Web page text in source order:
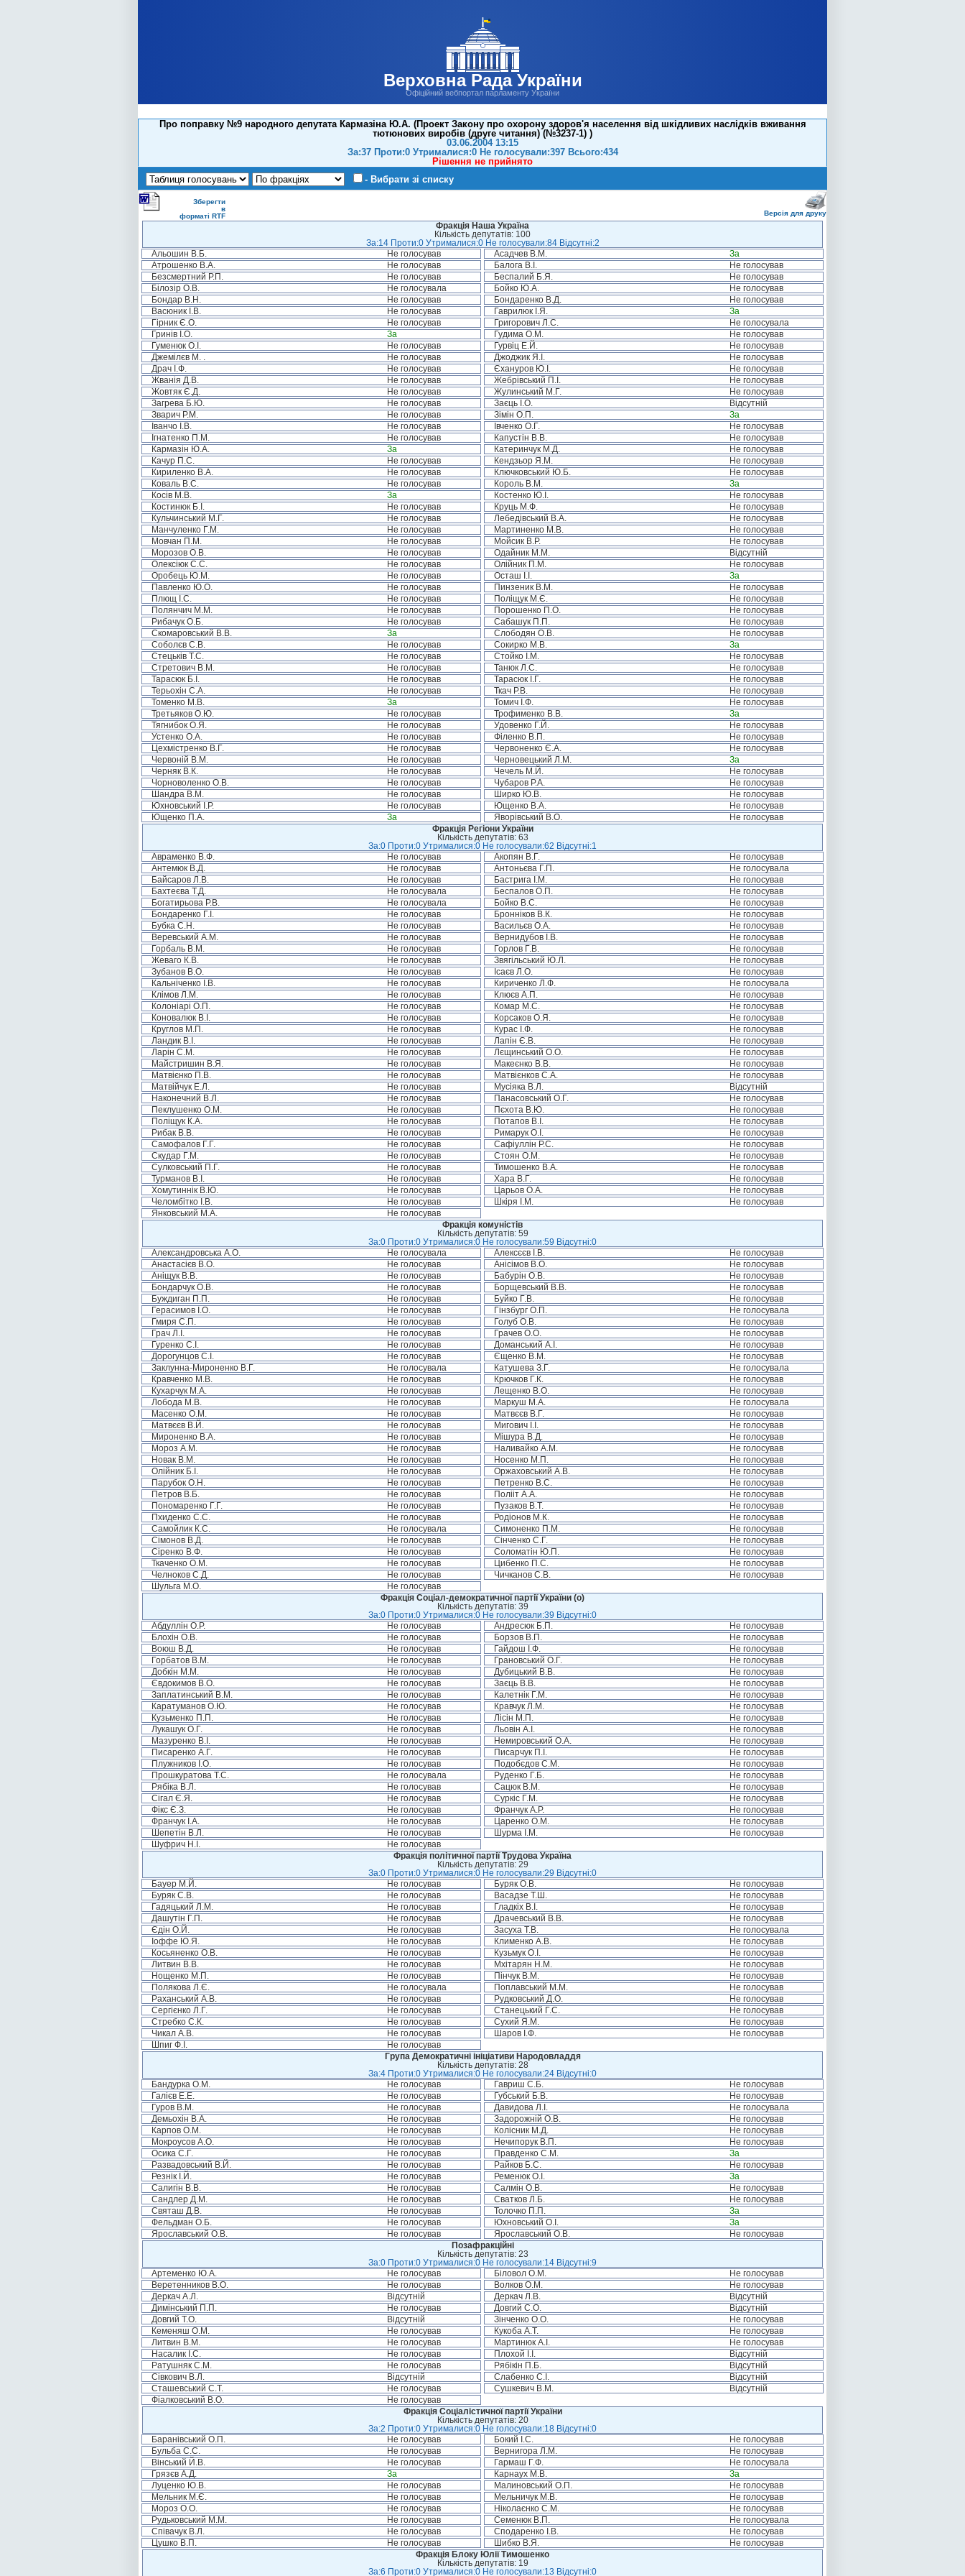
Верховна Рада України
Офіційний вебпортал парламенту України
Про поправку №9 народного депутата Кармазіна Ю.А. (Проект Закону про охорону здоров'я населення від шкідливих наслідків вживання
тютюнових виробів (друге читання) (№3237-1) )
03.06.2004 13:15
За:37 Проти:0 Утрималися:0 Не голосували:397 Всього:434
Рішення не прийнято
- Вибрати зі списку
Зберегти
в
форматі RTF
Версія для друку
Фракція Наша Україна
Кількість депутатів: 100
За:14 Проти:0 Утрималися:0 Не голосували:84 Відсутні:2
Альошин В.Б.
Не голосував Асадчев В.М.
За
Атрошенко В.А.
Не голосував Балога В.І.
Не голосував
Безсмертний Р.П.
Не голосував Беспалий Б.Я.
Не голосував
Білозір О.В.
Не голосувала Бойко Ю.А.
Не голосував
Бондар В.Н.
Не голосував Бондаренко В.Д.
Не голосував
Васюник І.В.
Не голосував Гаврилюк І.Я.
За
Гірник Є.О.
Не голосував Григорович Л.С.
Не голосувала
Гринів І.О.
За Гудима О.М.
Не голосував
Гуменюк О.І.
Не голосував Гурвіц Е.Й.
Не голосував
Джемілєв М. .
Не голосував Джоджик Я.І.
Не голосував
Драч І.Ф.
Не голосував Єхануров Ю.І.
Не голосував
Жванія Д.В.
Не голосував Жебрівський П.І.
Не голосував
Жовтяк Є.Д.
Не голосував Жулинський М.Г.
Не голосував
Загрева Б.Ю.
Не голосував Заєць І.О.
Відсутній
Зварич Р.М.
Не голосував Зімін О.П.
За
Іванчо І.В.
Не голосував Івченко О.Г.
Не голосував
Ігнатенко П.М.
Не голосував Капустін В.В.
Не голосував
Кармазін Ю.А.
За Катеринчук М.Д.
Не голосував
Качур П.С.
Не голосував Кендзьор Я.М.
Не голосував
Кириленко В.А.
Не голосував Ключковський Ю.Б.
Не голосував
Коваль В.С.
Не голосував Король В.М.
За
Косів М.В.
За Костенко Ю.І.
Не голосував
Костинюк Б.І.
Не голосував Круць М.Ф.
Не голосував
Кульчинський М.Г.
Не голосував Лебедівський В.А.
Не голосував
Манчуленко Г.М.
Не голосував Мартиненко М.В.
Не голосував
Мовчан П.М.
Не голосував Мойсик В.Р.
Не голосував
Морозов О.В.
Не голосував Одайник М.М.
Відсутній
Олексіюк С.С.
Не голосував Олійник П.М.
Не голосував
Оробець Ю.М.
Не голосував Осташ І.І.
За
Павленко Ю.О.
Не голосував Пинзеник В.М.
Не голосував
Плющ І.С.
Не голосував Поліщук М.Є.
Не голосував
Полянчич М.М.
Не голосував Порошенко П.О.
Не голосував
Рибачук О.Б.
Не голосував Сабашук П.П.
Не голосував
Скомаровський В.В.
За Слободян О.В.
Не голосував
Соболєв С.В.
Не голосував Сокирко М.В.
За
Стецьків Т.С.
Не голосував Стойко І.М.
Не голосував
Стретович В.М.
Не голосував Танюк Л.С.
Не голосував
Тарасюк Б.І.
Не голосував Тарасюк І.Г.
Не голосував
Терьохін С.А.
Не голосував Ткач Р.В.
Не голосував
Томенко М.В.
За Томич І.Ф.
Не голосував
Третьяков О.Ю.
Не голосував Трофименко В.В.
За
Тягнибок О.Я.
Не голосував Удовенко Г.Й.
Не голосував
Устенко О.А.
Не голосував Філенко В.П.
Не голосував
Цехмістренко В.Г.
Не голосував Червоненко Є.А.
Не голосував
Червоній В.М.
Не голосував Черновецький Л.М.
За
Черняк В.К.
Не голосував Чечель М.Й.
Не голосував
Чорноволенко О.В.
Не голосував Чубаров Р.А.
Не голосував
Шандра В.М.
Не голосував Ширко Ю.В.
Не голосував
Юхновський І.Р.
Не голосував Ющенко В.А.
Не голосував
Ющенко П.А.
За Яворівський В.О.
Не голосував
Фракція Регіони України
Кількість депутатів: 63
За:0 Проти:0 Утрималися:0 Не голосували:62 Відсутні:1
Авраменко В.Ф.
Не голосував Акопян В.Г.
Не голосував
Антемюк В.Д.
Не голосував Антоньєва Г.П.
Не голосувала
Байсаров Л.В.
Не голосував Бастрига І.М.
Не голосував
Бахтеєва Т.Д.
Не голосувала Беспалов О.П.
Не голосував
Богатирьова Р.В.
Не голосувала Бойко В.С.
Не голосував
Бондаренко Г.І.
Не голосував Бронніков В.К.
Не голосував
Бубка С.Н.
Не голосував Васильєв О.А.
Не голосував
Веревський А.М.
Не голосував Вернидубов І.В.
Не голосував
Горбаль В.М.
Не голосував Горлов Г.В.
Не голосував
Жеваго К.В.
Не голосував Звягільський Ю.Л.
Не голосував
Зубанов В.О.
Не голосував Ісаєв Л.О.
Не голосував
Кальніченко І.В.
Не голосував Кириченко Л.Ф.
Не голосувала
Клімов Л.М.
Не голосував Клюєв А.П.
Не голосував
Колоніарі О.П.
Не голосував Комар М.С.
Не голосував
Коновалюк В.І.
Не голосував Корсаков О.Я.
Не голосував
Круглов М.П.
Не голосував Курас І.Ф.
Не голосував
Ландик В.І.
Не голосував Лапін Є.В.
Не голосував
Ларін С.М.
Не голосував Лєщинський О.О.
Не голосував
Майстришин В.Я.
Не голосував Макеєнко В.В.
Не голосував
Матвієнко П.В.
Не голосував Матвієнков С.А.
Не голосував
Матвійчук Е.Л.
Не голосував Мусіяка В.Л.
Відсутній
Наконечний В.Л.
Не голосував Панасовський О.Г.
Не голосував
Пеклушенко О.М.
Не голосував Пєхота В.Ю.
Не голосував
Поліщук К.А.
Не голосував Потапов В.І.
Не голосував
Рибак В.В.
Не голосував Римарук О.І.
Не голосував
Самофалов Г.Г.
Не голосував Сафіуллін Р.С.
Не голосував
Скудар Г.М.
Не голосував Стоян О.М.
Не голосував
Сулковський П.Г.
Не голосував Тимошенко В.А.
Не голосував
Турманов В.І.
Не голосував Хара В.Г.
Не голосував
Хомутиннік В.Ю.
Не голосував Царьов О.А.
Не голосував
Челомбітко І.В.
Не голосував Шкіря І.М.
Не голосував
Янковський М.А.
Не голосував
Фракція комуністів
Кількість депутатів: 59
За:0 Проти:0 Утрималися:0 Не голосували:59 Відсутні:0
Александровська А.О.
Не голосувала Алексєєв І.В.
Не голосував
Анастасієв В.О.
Не голосував Анісімов В.О.
Не голосував
Аніщук В.В.
Не голосував Бабурін О.В.
Не голосував
Бондарчук О.В.
Не голосував Борщевський В.В.
Не голосував
Буждиган П.П.
Не голосував Буйко Г.В.
Не голосував
Герасимов І.О.
Не голосував Гінзбург О.П.
Не голосувала
Гмиря С.П.
Не голосував Голуб О.В.
Не голосував
Грач Л.І.
Не голосував Грачев О.О.
Не голосував
Гуренко С.І.
Не голосував Доманський А.І.
Не голосував
Дорогунцов С.І.
Не голосував Єщенко В.М.
Не голосував
Заклунна-Мироненко В.Г.
Не голосувала Катушева З.Г.
Не голосувала
Кравченко М.В.
Не голосував Крючков Г.К.
Не голосував
Кухарчук М.А.
Не голосував Лещенко В.О.
Не голосував
Лобода М.В.
Не голосував Маркуш М.А.
Не голосувала
Масенко О.М.
Не голосував Матвєєв В.Г.
Не голосував
Матвєєв В.Й.
Не голосував Мигович І.І.
Не голосував
Мироненко В.А.
Не голосував Мішура В.Д.
Не голосував
Мороз А.М.
Не голосував Наливайко А.М.
Не голосував
Новак В.М.
Не голосував Носенко М.П.
Не голосував
Олійник Б.І.
Не голосував Оржаховський А.В.
Не голосував
Парубок О.Н.
Не голосував Петренко В.С.
Не голосував
Петров В.Б.
Не голосував Полііт А.А.
Не голосував
Пономаренко Г.Г.
Не голосував Пузаков В.Т.
Не голосував
Пхиденко С.С.
Не голосував Родіонов М.К.
Не голосував
Самойлик К.С.
Не голосувала Симоненко П.М.
Не голосував
Сімонов В.Д.
Не голосував Сінченко С.Г.
Не голосував
Сіренко В.Ф.
Не голосував Соломатін Ю.П.
Не голосував
Ткаченко О.М.
Не голосував Цибенко П.С.
Не голосував
Челноков С.Д.
Не голосував Чичканов С.В.
Не голосував
Шульга М.О.
Не голосував
Фракція Соціал-демократичної партії України (о)
Кількість депутатів: 39
За:0 Проти:0 Утрималися:0 Не голосували:39 Відсутні:0
Абдуллін О.Р.
Не голосував Андресюк Б.П.
Не голосував
Блохін О.В.
Не голосував Борзов В.П.
Не голосував
Воюш В.Д.
Не голосував Гайдош І.Ф.
Не голосував
Горбатов В.М.
Не голосував Грановський О.Г.
Не голосував
Добкін М.М.
Не голосував Дубицький В.В.
Не голосував
Євдокимов В.О.
Не голосував Заєць В.В.
Не голосував
Заплатинський В.М.
Не голосував Калетнік Г.М.
Не голосував
Каратуманов О.Ю.
Не голосував Кравчук Л.М.
Не голосував
Кузьменко П.П.
Не голосував Лісін М.П.
Не голосував
Лукашук О.Г.
Не голосував Льовін А.І.
Не голосував
Мазуренко В.І.
Не голосував Немировський О.А.
Не голосував
Писаренко А.Г.
Не голосував Писарчук П.І.
Не голосував
Плужников І.О.
Не голосував Подобєдов С.М.
Не голосував
Прошкуратова Т.С.
Не голосувала Руденко Г.Б.
Не голосував
Рябіка В.Л.
Не голосував Сацюк В.М.
Не голосував
Сігал Є.Я.
Не голосував Суркіс Г.М.
Не голосував
Фікс Є.З.
Не голосував Франчук А.Р.
Не голосував
Франчук І.А.
Не голосував Царенко О.М.
Не голосував
Шепетін В.Л.
Не голосував Шурма І.М.
Не голосував
Шуфрич Н.І.
Не голосував
Фракція політичної партії Трудова Україна
Кількість депутатів: 29
За:0 Проти:0 Утрималися:0 Не голосували:29 Відсутні:0
Бауер М.Й.
Не голосував Буряк О.В.
Не голосував
Буряк С.В.
Не голосував Васадзе Т.Ш.
Не голосував
Гадяцький Л.М.
Не голосував Гладкіх В.І.
Не голосував
Дашутін Г.П.
Не голосував Драчевський В.В.
Не голосував
Єдін О.Й.
Не голосував Засуха Т.В.
Не голосувала
Іоффе Ю.Я.
Не голосував Клименко А.В.
Не голосував
Косьяненко О.В.
Не голосував Кузьмук О.І.
Не голосував
Литвин В.В.
Не голосував Мхітарян Н.М.
Не голосував
Нощенко М.П.
Не голосував Пінчук В.М.
Не голосував
Полякова Л.Є.
Не голосувала Поплавський М.М.
Не голосував
Раханський А.В.
Не голосував Рудковський Д.О.
Не голосував
Сергієнко Л.Г.
Не голосував Станецький Г.С.
Не голосував
Стребко С.К.
Не голосував Сухий Я.М.
Не голосував
Чикал А.В.
Не голосував Шаров І.Ф.
Не голосував
Шпиг Ф.І.
Не голосував
Група Демократичні ініціативи Народовладдя
Кількість депутатів: 28
За:4 Проти:0 Утрималися:0 Не голосували:24 Відсутні:0
Бандурка О.М.
Не голосував Гавриш С.Б.
Не голосував
Галієв Е.Е.
Не голосував Губський Б.В.
Не голосував
Гуров В.М.
Не голосував Давидова Л.І.
Не голосувала
Демьохін В.А.
Не голосував Задорожній О.В.
Не голосував
Карпов О.М.
Не голосував Колісник М.Д.
Не голосував
Мокроусов А.О.
Не голосував Нечипорук В.П.
Не голосував
Осика С.Г.
Не голосував Правденко С.М.
За
Развадовський В.Й.
Не голосував Райков Б.С.
Не голосував
Резнік І.Й.
Не голосував Ременюк О.І.
За
Салигін В.В.
Не голосував Салмін О.В.
Не голосував
Сандлер Д.М.
Не голосував Сватков Л.Б.
Не голосував
Святаш Д.В.
Не голосував Толочко П.П.
За
Фельдман О.Б.
Не голосував Юхновський О.І.
За
Ярославський О.В.
Не голосував Ярославський О.В.
Не голосував
Позафракційні
Кількість депутатів: 23
За:0 Проти:0 Утрималися:0 Не голосували:14 Відсутні:9
Артеменко Ю.А.
Не голосував Біловол О.М.
Не голосував
Веретенников В.О.
Не голосував Волков О.М.
Не голосував
Деркач А.Л.
Відсутній Деркач Л.В.
Відсутній
Димінський П.П.
Не голосував Довгий С.О.
Відсутній
Довгий Т.О.
Відсутній Зінченко О.О.
Не голосував
Кеменяш О.М.
Не голосував Кукоба А.Т.
Не голосував
Литвин В.М.
Не голосував Мартинюк А.І.
Не голосував
Насалик І.С.
Не голосував Плохой І.І.
Відсутній
Ратушняк С.М.
Не голосував Рябікін П.Б.
Відсутній
Сівкович В.Л.
Відсутній Слабенко С.І.
Відсутній
Сташевський С.Т.
Не голосував Сушкевич В.М.
Відсутній
Фіалковський В.О.
Не голосував
Фракція Соціалістичної партії України
Кількість депутатів: 20
За:2 Проти:0 Утрималися:0 Не голосували:18 Відсутні:0
Баранівський О.П.
Не голосував Бокий І.С.
Не голосував
Бульба С.С.
Не голосував Вернигора Л.М.
Не голосував
Вінський Й.В.
Не голосував Гармаш Г.Ф.
Не голосувала
Грязєв А.Д.
За Карнаух М.В.
За
Луценко Ю.В.
Не голосував Малиновський О.П.
Не голосував
Мельник М.Є.
Не голосував Мельничук М.В.
Не голосував
Мороз О.О.
Не голосував Ніколаєнко С.М.
Не голосував
Рудьковський М.М.
Не голосував Семенюк В.П.
Не голосувала
Співачук В.Л.
Не голосував Сподаренко І.В.
Не голосував
Цушко В.П.
Не голосував Шибко В.Я.
Не голосував
Фракція Блоку Юлії Тимошенко
Кількість депутатів: 19
За:6 Проти:0 Утрималися:0 Не голосували:13 Відсутні:0